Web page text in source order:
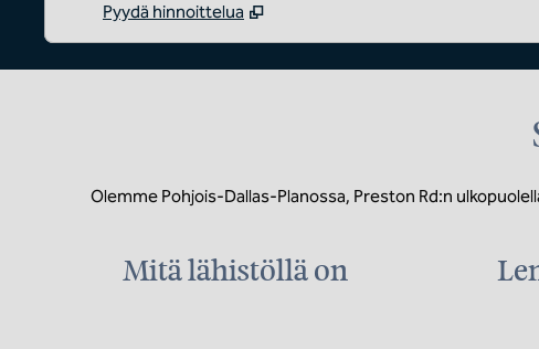
Pyydä hinnoittelua
Olemme Pohjois-Dallas-Planossa, Preston Rd:n
Mitä lähistöllä on